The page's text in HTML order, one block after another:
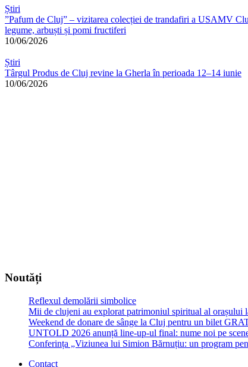
Știri
”Pafum de Cluj” – vizitarea colecției de trandafiri a USAMV
legume, arbuști și pomi fructiferi
10/06/2026
Știri
Târgul Produs de Cluj revine la Gherla în perioada 12–14 iunie
10/06/2026
Noutăți
Reflexul demolării simbolice
Mii de clujeni au explorat patrimoniul spiritual al orașului
Weekend de donare de sânge la Cluj pentru un bilet
UNTOLD 2026 anunță line-up-ul final: nume noi pe
Conferința „Viziunea lui Simion Bărnuțiu: un program
Contact